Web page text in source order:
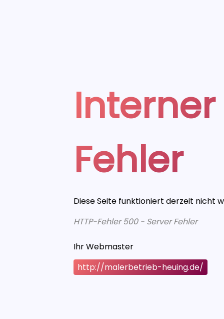
Fehler
Diese Seite funktioniert derzeit nicht
HTTP-Fehler 500 - Server Fehler
Ihr Webmaster
http://malerbetrieb-heuing.de/